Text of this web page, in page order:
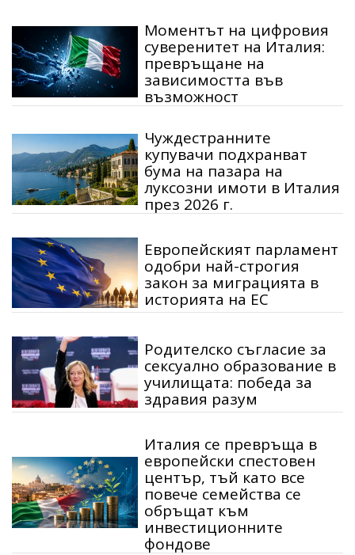
Моментът на цифровия
суверенитет на Италия:
превръщане на
зависимостта във
възможност
Чуждестранните
купувачи подхранват
бума на пазара на
луксозни имоти в Италия
през 2026 г.
Европейският парламент
одобри най-строгия
закон за миграцията в
историята на ЕС
Родителско съгласие за
сексуално образование в
училищата: победа за
здравия разум
Италия се превръща в
европейски спестовен
център, тъй като все
повече семейства се
обръщат към
инвестиционните
фондове